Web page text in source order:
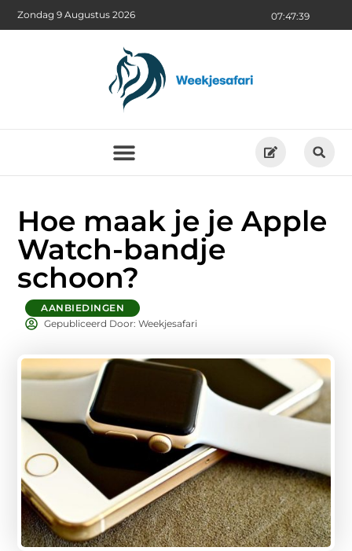
07:47:41
Zondag 9 Augustus 2026
Hoe maak je je Apple
Watch-bandje
schoon?
AANBIEDINGEN
Gepubliceerd Door: Weekjesafari